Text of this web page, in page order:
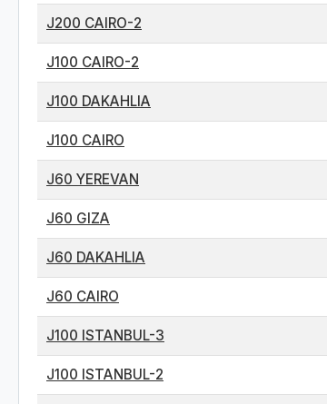
J200 CAIRO-2
J100 CAIRO-2
J100 DAKAHLIA
J100 CAIRO
J60 YEREVAN
J60 GIZA
J60 DAKAHLIA
J60 CAIRO
J100 ISTANBUL-3
J100 ISTANBUL-2